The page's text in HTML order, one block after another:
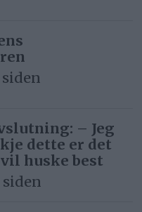
– Jeg
dette er det
huske best